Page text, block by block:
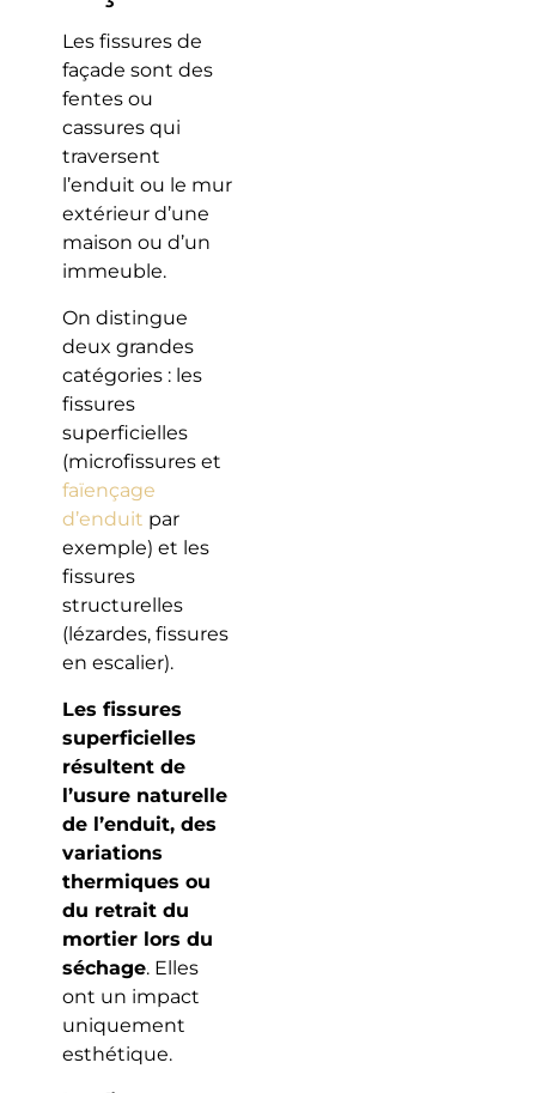
Les fissures de
façade sont des
fentes ou
cassures qui
traversent
l’enduit ou le mur
extérieur d’une
maison ou d’un
immeuble.
On distingue
deux grandes
catégories : les
fissures
superficielles
(microfissures et
faïençage
d’enduit par
exemple) et les
fissures
structurelles
(lézardes, fissures
en escalier).
Les fissures
superficielles
résultent de
l’usure naturelle
de l’enduit, des
variations
thermiques ou
du retrait du
mortier lors du
séchage. Elles
ont un impact
uniquement
esthétique.